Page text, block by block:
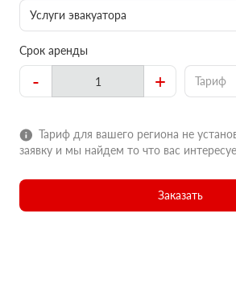
Услуги эвакуатора
Срок аренды
- + Тариф
Тариф для вашего региона не
заявку и мы найдем то что вас
Заказать